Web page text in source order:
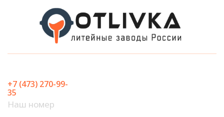
содержимому
+7 (473) 270-99-
35
Наш номер